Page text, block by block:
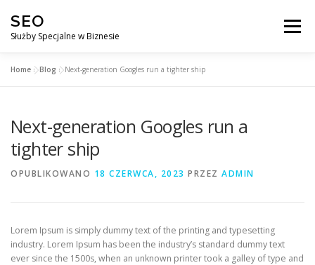
treści
SEO
Służby Specjalne w Biznesie
Menu
DLACZEGO WARTO? KURSY BLOG
Home »Blog »Next-generation Googles run a tighter ship
Next-generation Googles run a
tighter ship
OPUBLIKOWANO 18 CZERWCA, 2023 PRZEZ ADMIN
Lorem Ipsum is simply dummy text of the printing and typesetting
industry. Lorem Ipsum has been the industry’s standard dummy text
ever since the 1500s, when an unknown printer took a galley of type and